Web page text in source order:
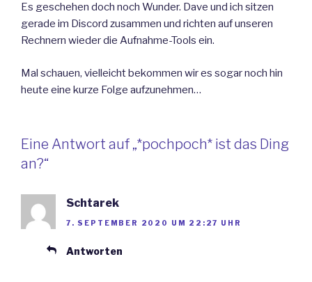
Es geschehen doch noch Wunder. Dave und ich sitzen
gerade im Discord zusammen und richten auf unseren
Rechnern wieder die Aufnahme-Tools ein.
Mal schauen, vielleicht bekommen wir es sogar noch hin
heute eine kurze Folge aufzunehmen…
Eine Antwort auf „*pochpoch* ist das Ding
an?“
Schtarek
7. SEPTEMBER 2020 UM 22:27 UHR
Antworten